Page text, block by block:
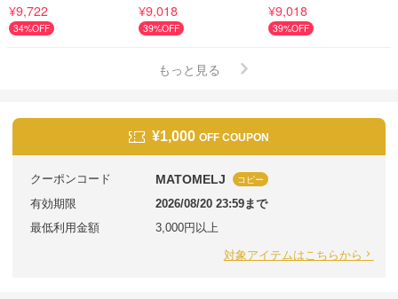
¥9,722
34%OFF
¥9,018
39%OFF
¥9,018
39%OFF
もっと見る
¥1,000 OFF COUPON
クーポンコード MATOMELJ コピー
有効期限
2026/08/20 23:59まで
最低利用金額
3,000円以上
対象アイテムはこちらから